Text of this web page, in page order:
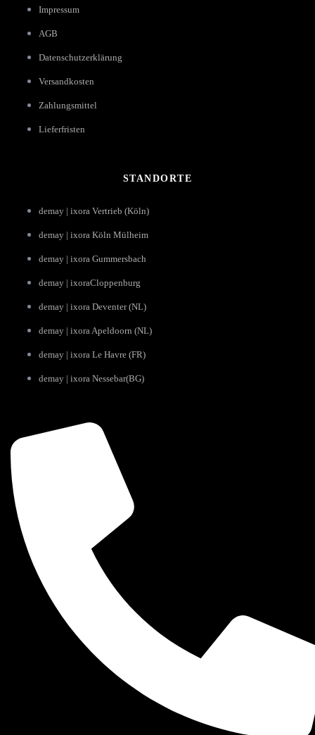
Impressum
AGB
Datenschutzerklärung
Versandkosten
Zahlungsmittel
Lieferfristen
STANDORTE
demay | ixora Vertrieb (Köln)
demay | ixora Köln Mülheim
demay | ixora Gummersbach
demay | ixoraCloppenburg
demay | ixora Deventer (NL)
demay | ixora Apeldoorn (NL)
demay | ixora Le Havre (FR)
demay | ixora Nessebar(BG)